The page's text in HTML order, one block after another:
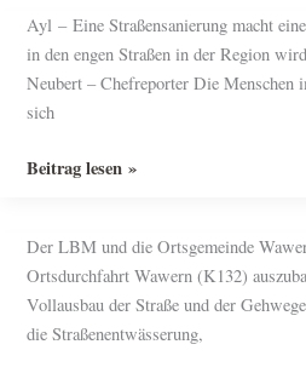
Wawern
der
Bezirksliga
West
raus?
Ayl – Eine Straßensanierung macht
in den engen Straßen in der Region
Neubert – Chefreporter Die Menschen
sich
Pendler
B
51
ist
bald
Beitrag lesen »
Der LBM und die Ortsgemeinde
Ortsdurchfahrt Wawern (K132)
Vollausbau der Straße und der
die Straßenentwässerung,